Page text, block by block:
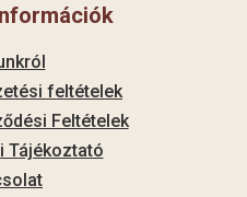
feltételek
Feltételek
Tájékoztató